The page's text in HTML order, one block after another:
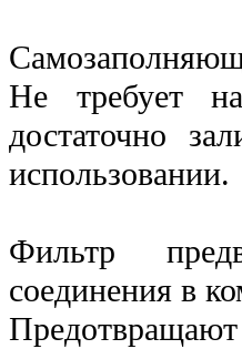
Не требует
достаточно
использовании.
Фильтр
соединения в
Предотвращают